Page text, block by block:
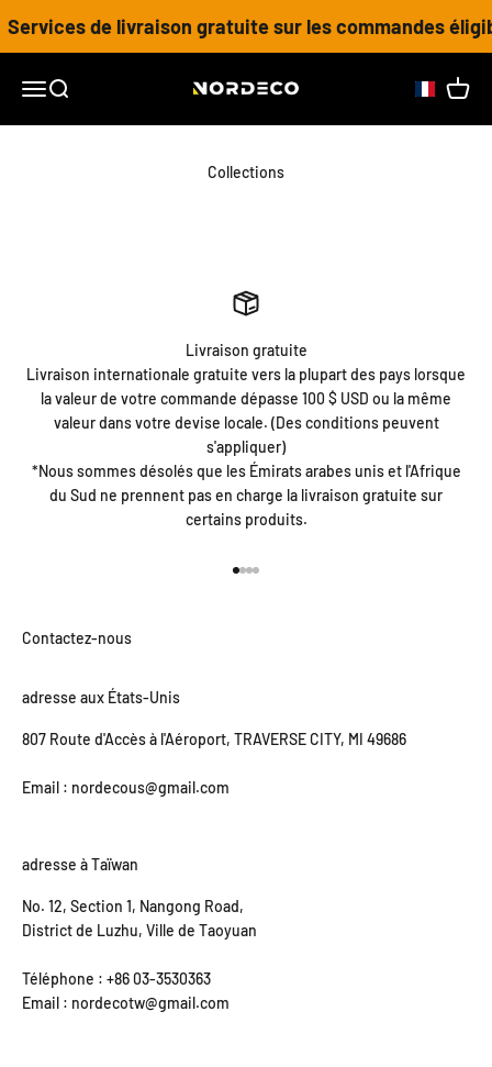
Services de livraison gratuite sur les commandes
Ouvrir la navigation
Ouvrir la recherche Nordeco House Voir le
Collections
Livraison gratuite
Livraison internationale gratuite vers la plupart des pays lorsque
la valeur de votre commande dépasse 100 $ USD ou la même
valeur dans votre devise locale. (Des conditions peuvent
s'appliquer)
*Nous sommes désolés que les Émirats arabes unis et l'Afrique
du Sud ne prennent pas en charge la livraison gratuite sur
certains produits.
adresse aux États-Unis
807 Route d'Accès à l'Aéroport, TRAVERSE CITY, MI 49686
Email : nordecous@gmail.com
adresse à Taïwan
No. 12, Section 1, Nangong Road,
District de Luzhu, Ville de Taoyuan
Téléphone : +86 03-3530363
Email : nordecotw@gmail.com